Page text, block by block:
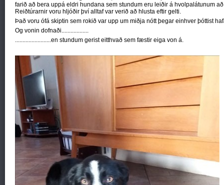
farið að bera uppá eldri hundana sem stundum eru leiðir á hvolpalátunum
Reiðtúrarnir voru hljóðir því alltaf var verið að hlusta eftir gelti.
Það voru ófá skiptin sem rokið var upp um miðja nótt þegar einhver þóttist
Og vonin dofnaði..................
........................en stundum gerist eitthvað sem fæstir eiga von á.